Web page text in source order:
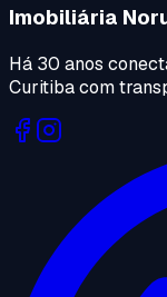
Imobiliária
Há 30 anos
Curitiba com